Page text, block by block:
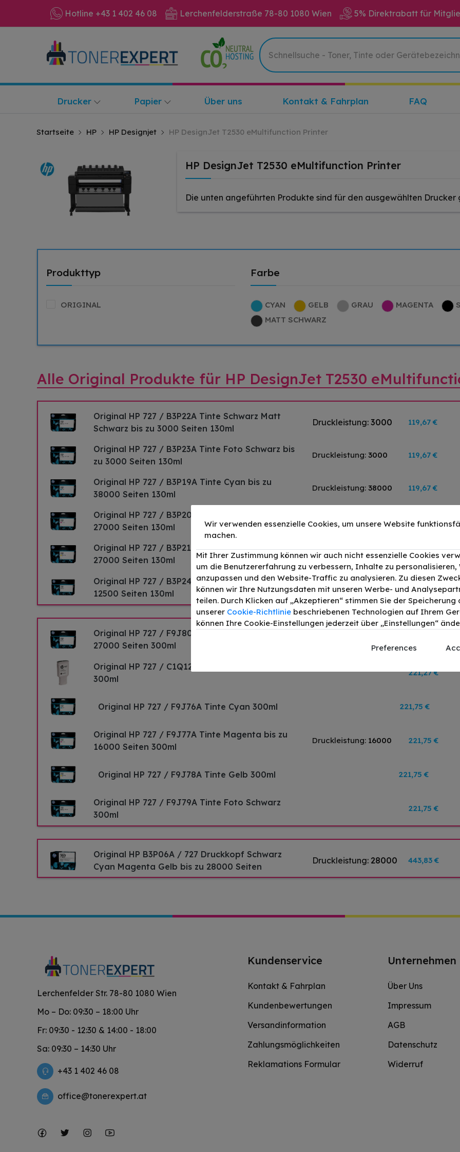
Hotline +43 1 402 46 08 Lerchenfelderstraße 78-80 1080 Wien 5% Direktrabatt für
Drucker Papier Über uns Kontakt & Fahrplan FAQ
Startseite HP HP Designjet HP DesignJet T2530 eMultifunction Printer
HP DesignJet T2530 eMultifunction Printer
Die unten angeführten Produkte sind für den ausgewählten Drucker
Produkttyp
ORIGINAL
Farbe
CYAN GELB GRAU MAGENTA
MATT SCHWARZ
Alle Original Produkte für HP DesignJet T2530
Original HP 727 / B3P22A Tinte Schwarz Matt
Schwarz bis zu 3000 Seiten 130ml
Druckleistung:3000 119,67 €
Original HP 727 / B3P23A Tinte Foto Schwarz bis
zu 3000 Seiten 130ml
Druckleistung:3000 119,67 €
Original HP 727 / B3P19A Tinte Cyan bis zu
38000 Seiten 130ml
Druckleistung:38000 119,67 €
Original HP 727 / B3P20A Tinte Magenta bis zu
27000 Seiten 130ml
Druckleistung:27000 119,67 €
Original HP 727 / B3P21A Tinte Gelb bis zu
27000 Seiten 130ml
Druckleistung:27000 120,55 €
Original HP 727 / B3P24A Tinte Grau bis zu
12500 Seiten 130ml
Druckleistung:12500 119,67 €
Original HP 727 / F9J80A Tinte Grau bis zu
27000 Seiten 300ml
Original HP 727 / C1Q12A Tinte Matt Schwarz
300ml
221,27 €
Original HP 727 / F9J76A Tinte Cyan 300ml 221,75 €
Original HP 727 / F9J77A Tinte Magenta bis zu
16000 Seiten 300ml
Druckleistung: 16000 221,75 €
Original HP 727 / F9J78A Tinte Gelb 300ml 221,75 €
Original HP 727 / F9J79A Tinte Foto Schwarz
300ml
221,75 €
Original HP B3P06A / 727 Druckkopf Schwarz
Cyan Magenta Gelb bis zu 28000 Seiten
Druckleistung: 28000 443,83 €
Lerchenfelder Str. 78-80 1080 Wien
Mo – Do: 09:30 – 18:00 Uhr
Fr: 09:30 - 12:30 & 14:00 - 18:00
Sa: 09:30 – 14:30 Uhr
+43 1 402 46 08
office@tonerexpert.at
Kundenservice
Kontakt & Fahrplan
Kundenbewertungen
Versandinformation
Zahlungsmöglichkeiten
Reklamations Formular
Unternehmen
Über Uns
Impressum
AGB
Datenschutz
Widerruf
Wir verwenden essenzielle Cookies, um unsere Website
machen.
Mit Ihrer Zustimmung können wir auch nicht essenzielle Cookies
um die Benutzererfahrung zu verbessern, Inhalte zu personalisieren,
anzupassen und den Website-Traffic zu analysieren. Zu diesen
können wir Ihre Nutzungsdaten mit unseren Werbe- und
teilen. Durch Klicken auf „Akzeptieren“ stimmen Sie der Speicherung
unserer Cookie-Richtlinie beschriebenen Technologien auf Ihrem
können Ihre Cookie-Einstellungen jederzeit über „Einstellungen“
Preferences